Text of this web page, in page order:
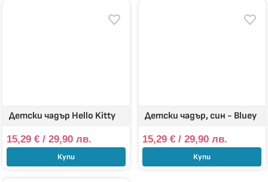
Детски чадър Hello Kitty
15,29 €/ 29,90 лв.
Купи
Детски чадър, син - Bluey
15,29 €/ 29,90 лв.
Купи